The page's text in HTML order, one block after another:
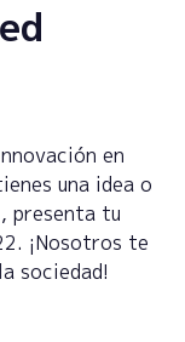
en
una idea o
presenta tu
¡Nosotros te
sociedad!